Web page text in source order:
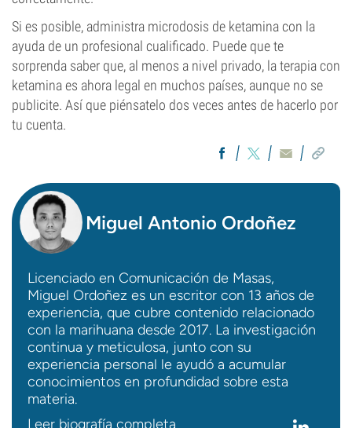
Si es posible, administra microdosis de ketamina con la
ayuda de un profesional cualificado. Puede que te
sorprenda saber que, al menos a nivel privado, la terapia con
ketamina es ahora legal en muchos países, aunque no se
publicite. Así que piénsatelo dos veces antes de hacerlo por
tu cuenta.
Miguel Antonio Ordoñez
Licenciado en Comunicación de Masas,
Miguel Ordoñez es un escritor con 13 años de
experiencia, que cubre contenido relacionado
con la marihuana desde 2017. La investigación
continua y meticulosa, junto con su
experiencia personal le ayudó a acumular
conocimientos en profundidad sobre esta
materia.
Leer biografía completa